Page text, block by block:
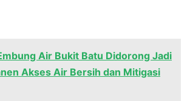
Air Bukit Batu Didorong Jadi
Akses Air Bersih dan Mitigasi